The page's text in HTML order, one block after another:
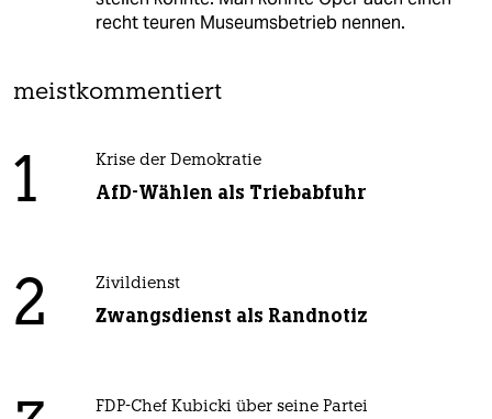
recht teuren Museumsbetrieb nennen.
meistkommentiert
1 Krise der Demokratie
AfD-Wählen als Triebabfuhr
2 Zivildienst
Zwangsdienst als Randnotiz
FDP-Chef Kubicki über seine Partei